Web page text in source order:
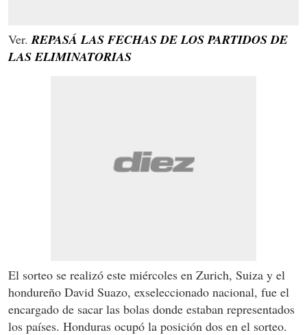
Ver. REPASÁ LAS FECHAS DE LOS PARTIDOS DE
LAS ELIMINATORIAS
El sorteo se realizó este miércoles en Zurich, Suiza y el
hondureño David Suazo, exseleccionado nacional, fue el
encargado de sacar las bolas donde estaban representados
los países. Honduras ocupó la posición dos en el sorteo.